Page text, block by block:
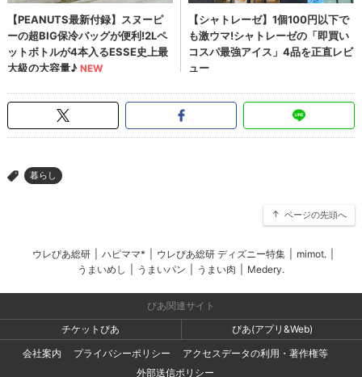
> 暮らし
ページの先頭へ
ウレぴあ総研 ハピママ* ウレぴあ総研 ディズニー特集 mimot.
うまいめし
うまいパン うまい肉 Medery.
ぴあ関連サイト
チケットぴあ
ぴあ(アプリ&Web)
会社案内
プライバシーポリシー
アクセスデータの利用・著作権等
外部送信ポリシー